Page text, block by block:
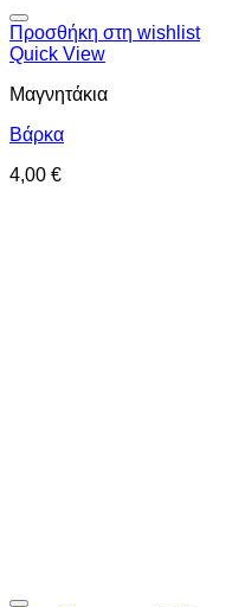
Προσθήκη στη wishlist
Quick View
Μαγνητάκια
Βάρκα
4,00 €